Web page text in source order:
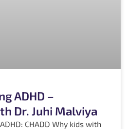
ADHD –
Dr. Juhi Malviya
CHADD Why kids with